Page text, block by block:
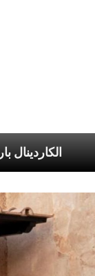
الرسوليّة